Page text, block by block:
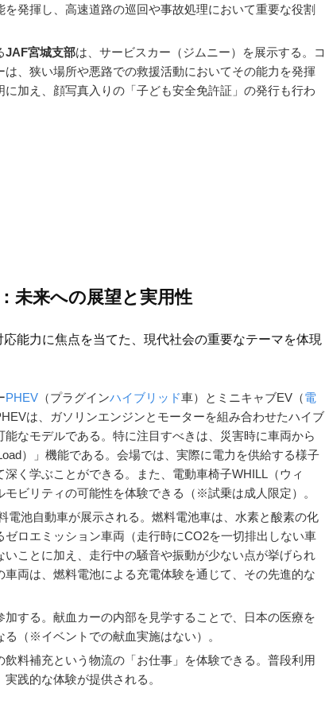
発揮し、高速道路の巡回や事故処理において重要な役割
JAF宮城支部は、サービスカー（ジムニー）を展示する。コ
、狭い場所や悪路での救援活動においてその能力を発揮
加え、顔写真入りの「子ども安全免許証」の発行も行わ
未来への展望と実用性
能力に焦点を当てた、現代社会の重要なテーマを体現
PHEV （プラグインハイブリッド車）とミニキャブEV（電
は、ガソリンエンジンとモーターを組み合わせたハイブ
なモデルである。特に注目すべきは、災害時に車両から
）」機能である。会場では、実際に電力を供給する様子
く学ぶことができる。また、電動車椅子WHILL（ウィ
ビリティの可能性を体験できる（※試乗は成人限定）。
電池自動車が展示される。燃料電池車は、水素と酸素の化
ロエミッション車両（走行時にCO2を一切排出しない車
ことに加え、走行中の騒音や振動が少ない点が挙げられ
両は、燃料電池による充電体験を通じて、その先進的な
加する。献血カーの内部を見学することで、日本の医療を
（※イベントでの献血実施はない）。
料補充という物流の「お仕事」を体験できる。普段利用
践的な体験が提供される。